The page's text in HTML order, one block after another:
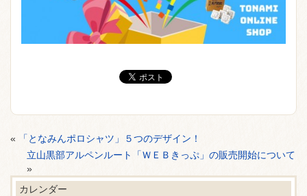
«
「となみんポロシャツ」５つのデザイン！
立山黒部アルペンルート「ＷＥＢきっぷ」の販売開始について
»
カレンダー